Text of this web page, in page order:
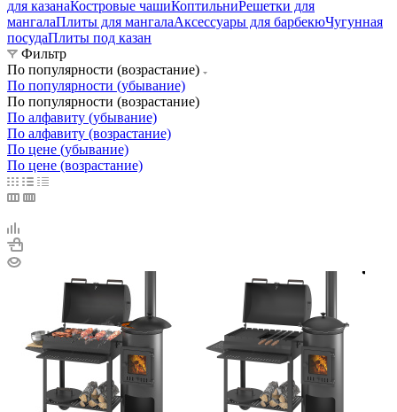
для казанаКостровые чашиКоптильниРешетки для
мангалаПлиты для мангалаАксессуары для барбекюЧугунная
посудаПлиты под казан
Фильтр
По популярности (возрастание)
По популярности (убывание)
По популярности (возрастание)
По алфавиту (убывание)
По алфавиту (возрастание)
По цене (убывание)
По цене (возрастание)